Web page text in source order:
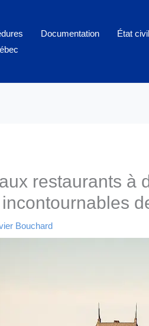
Documentation État civil
restaurants à
Bouchard